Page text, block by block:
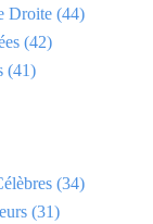
Droite (44)
(42)
(41)
(34)
(31)